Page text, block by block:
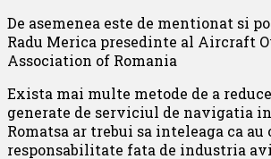
De asemenea este de mentionat si
Radu Merica presedinte al Aircraft
Association of Romania
Exista mai multe metode de a
generate de serviciul de navigatia
Romatsa ar trebui sa inteleaga ca au
responsabilitate fata de industria